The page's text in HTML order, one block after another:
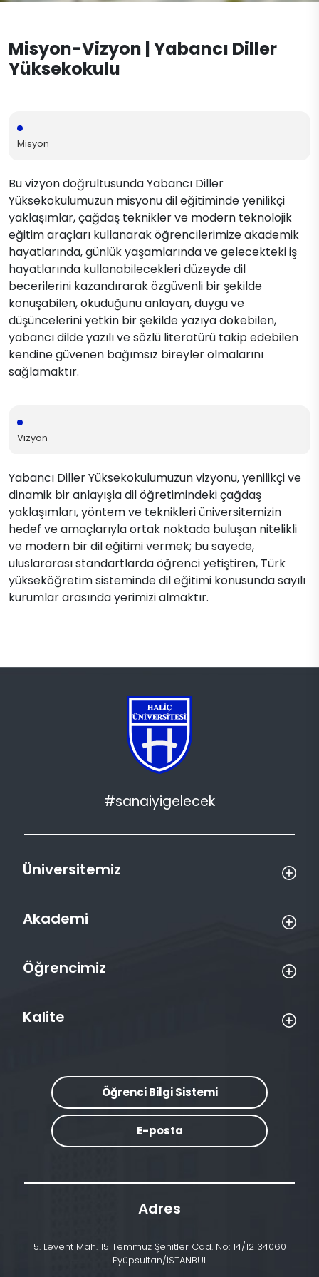
Misyon-Vizyon | Yabancı Diller
Yüksekokulu
Misyon
Bu vizyon doğrultusunda Yabancı Diller
Yüksekokulumuzun misyonu dil eğitiminde yenilikçi
yaklaşımlar, çağdaş teknikler ve modern teknolojik
eğitim araçları kullanarak öğrencilerimize akademik
hayatlarında, günlük yaşamlarında ve gelecekteki iş
hayatlarında kullanabilecekleri düzeyde dil
becerilerini kazandırarak özgüvenli bir şekilde
konuşabilen, okuduğunu anlayan, duygu ve
düşüncelerini yetkin bir şekilde yazıya dökebilen,
yabancı dilde yazılı ve sözlü literatürü takip edebilen
kendine güvenen bağımsız bireyler olmalarını
sağlamaktır.​​
Vizyon
Yabancı Diller Yüksekokulumuzun vizyonu, yenilikçi ve
dinamik bir anlayışla dil öğretimindeki çağdaş
yaklaşımları, yöntem ve teknikleri üniversitemizin
hedef ve amaçlarıyla ortak noktada buluşan nitelikli
ve modern bir dil eğitimi vermek; bu sayede,
uluslararası standartlarda öğrenci yetiştiren, Türk
yükseköğretim sisteminde dil eğitimi konusunda sayılı
kurumlar arasında yerimizi almaktır.​
#sanaiyigelecek
Üniversitemiz
Akademi
Öğrencimiz
Kalite
Öğrenci Bilgi Sistemi
E-posta
Adres
5. Levent Mah. 15 Temmuz Şehitler Cad. No: 14/12 34060
Eyüpsultan/İSTANBUL